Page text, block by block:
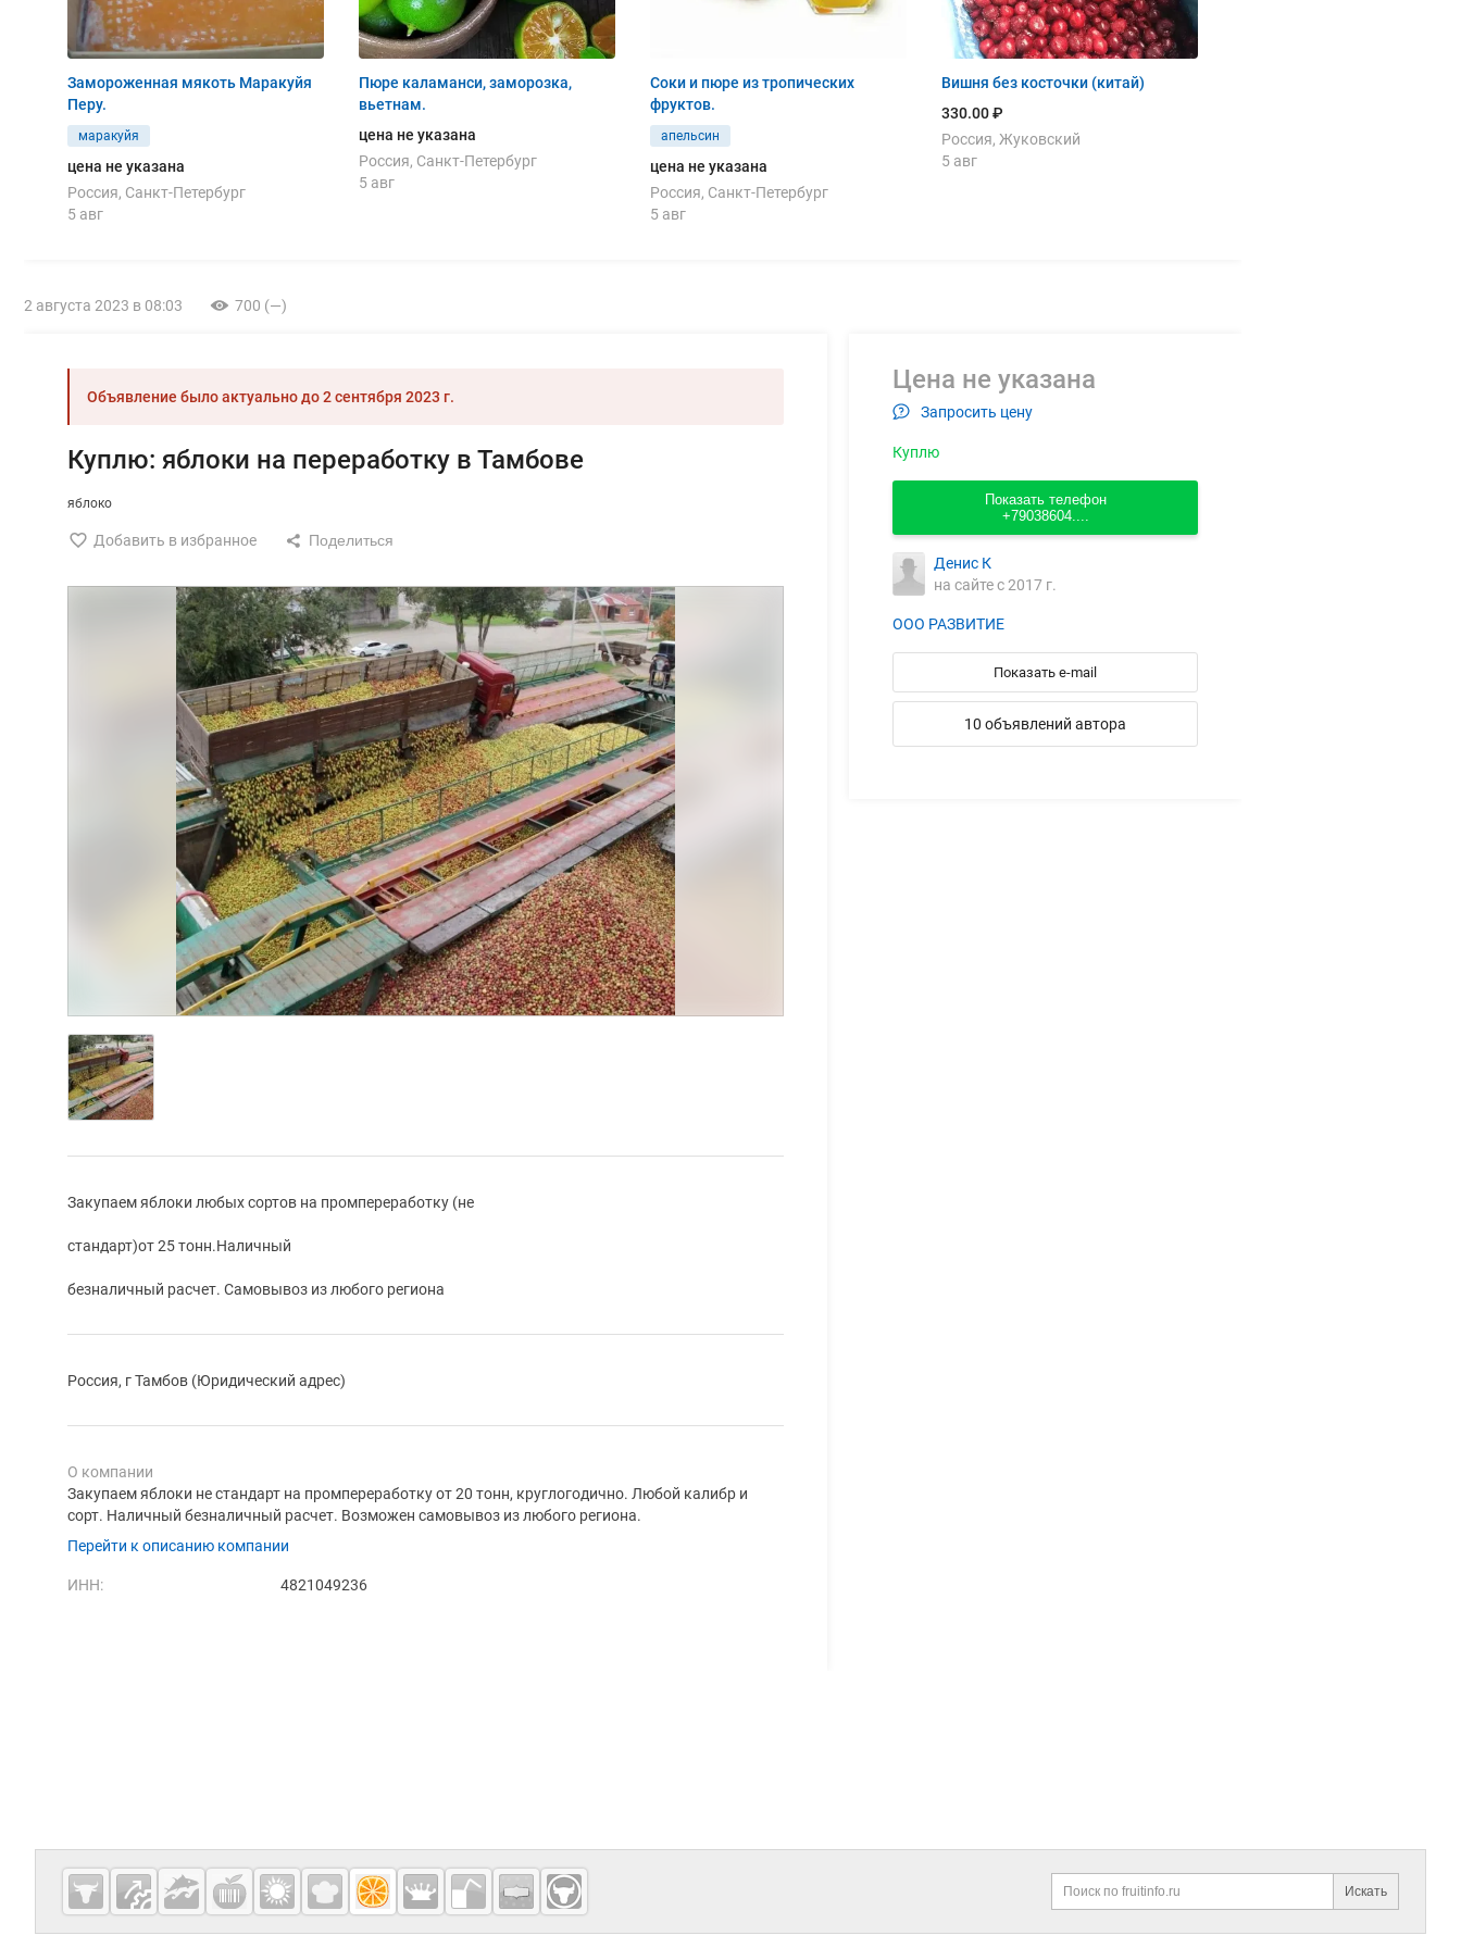
Замороженная мякоть Маракуйя
Перу.
маракуйя
цена не указана
Россия, Санкт-Петербург
5 авг
Пюре каламанси, заморозка,
вьетнам.
цена не указана
Россия, Санкт-Петербург
5 авг
Соки и пюре из тропических
фруктов.
апельсин
цена не указана
Россия, Санкт-Петербург
5 авг
Вишня без косточки (китай)
330.00 ₽
Россия, Жуковский
5 авг
2 августа 2023 в 08:03 700 (—)
Объявление было актуально до2 сентября 2023 г.
Куплю: яблоки на переработку в Тамбове
яблоко
Добавить в избранное
Закупаем яблоки любых сортов на промпереработку (не
стандарт)от 25 тонн.Наличный
безналичный расчет. Самовывоз из любого региона
Россия, г Тамбов (Юридический адрес)
О компании
Закупаем яблоки не стандарт на промпереработку от 20 тонн, круглогодично. Любой калибр и
сорт. Наличный безналичный расчет. Возможен самовывоз из любого региона.
Перейти к описанию компании
ИНН: 4821049236
Цена не указана
Запросить цену
Куплю
Показать телефон
+79038604....
Денис К
на сайте с 2017 г.
ООО РАЗВИТИЕ
Показать e-mail
10 объявлений автора
Дополнительная информация
Искать
Cсылки на полезные проекты
Fruitinfo.ru
— рынок